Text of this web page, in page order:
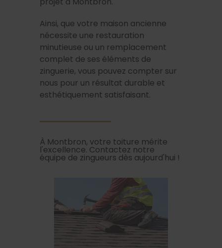
Ainsi, que votre maison ancienne
nécessite une restauration
minutieuse ou un remplacement
complet de ses éléments de
zinguerie, vous pouvez compter sur
nous pour un résultat durable et
esthétiquement satisfaisant.
À Montbron, votre toiture mérite
l'excellence. Contactez notre
équipe de zingueurs dès aujourd'hui !